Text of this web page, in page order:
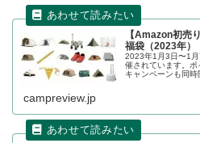
【Amazon初売
福袋（2023年）
2023年1月3日〜1
催されています。
キャンペーンも同時
campreview.jp